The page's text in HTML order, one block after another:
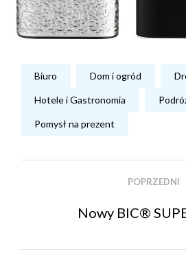
Biuro Dom i ogród
Hotele i Gastronomia
Pomysł na prezent
POPRZEDNI
Nowy BIC®